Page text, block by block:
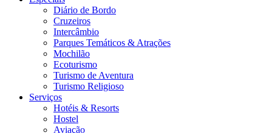
Diário de Bordo
Cruzeiros
Intercâmbio
Parques Temáticos & Atrações
Mochilão
Ecoturismo
Turismo de Aventura
Turismo Religioso
Serviços
Hotéis & Resorts
Hostel
Aviação